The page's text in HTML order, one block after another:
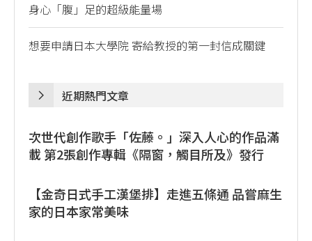
身心「腹」足的超級能量場
想要申請日本大學院 寄給教授的第一封信成關鍵
近期熱門文章
次世代創作歌手「佐藤。」深入人心的作品滿
載 第2張創作專輯《隔窗，觸目所及》發行
【金奇日式手工漢堡排】走進五條通 品嘗麻生
家的日本家常美味